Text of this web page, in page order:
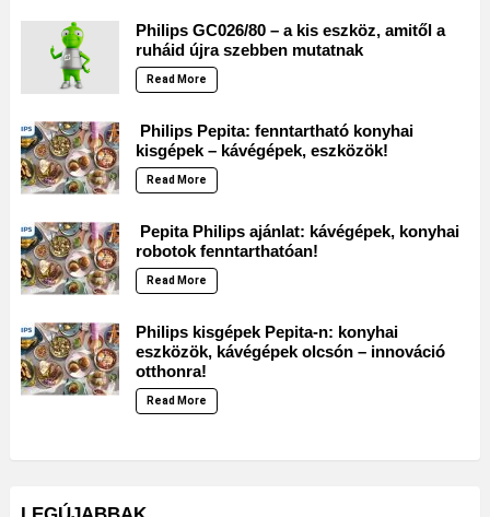
Philips GC026/80 – a kis eszköz, amitől a
ruháid újra szebben mutatnak
Read More
Philips Pepita: fenntartható konyhai
kisgépek – kávégépek, eszközök!
Read More
Pepita Philips ajánlat: kávégépek, konyhai
robotok fenntarthatóan!
Read More
Philips kisgépek Pepita-n: konyhai
eszközök, kávégépek olcsón – innováció
otthonra!
Read More